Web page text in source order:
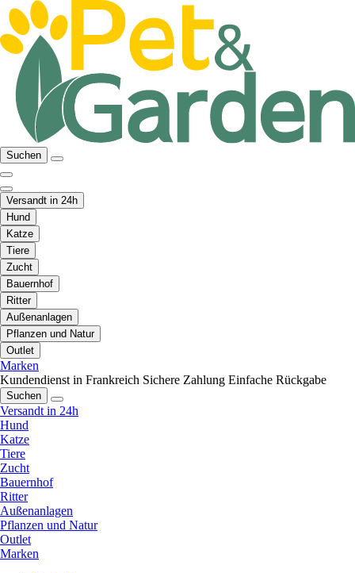
Suchen
Versandt in 24h
Hund
Katze
Tiere
Zucht
Bauernhof
Ritter
Außenanlagen
Pflanzen und Natur
Outlet
Marken
Kundendienst in Frankreich Sichere Zahlung Einfache Rückgabe
Suchen
Versandt in 24h
Hund
Katze
Tiere
Zucht
Bauernhof
Ritter
Außenanlagen
Pflanzen und Natur
Outlet
Marken